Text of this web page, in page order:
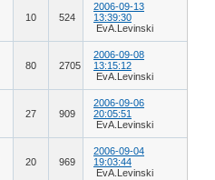
10 524
2006-09-13
13:39:30
EvA.Levinski
80 2705
2006-09-08
13:15:12
EvA.Levinski
27 909
2006-09-06
20:05:51
EvA.Levinski
20 969
2006-09-04
19:03:44
EvA.Levinski